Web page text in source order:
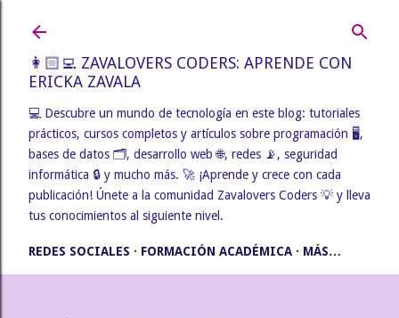
👩🏻‍💻 ZAVALOVERS CODERS: APRENDE CON
ERICKA ZAVALA
💻 Descubre un mundo de tecnología en este blog: tutoriales
prácticos, cursos completos y artículos sobre programación 🖥️,
bases de datos 🗂️, desarrollo web 🌐, redes 📡, seguridad
informática 🔒 y mucho más. 🚀 ¡Aprende y crece con cada
publicación! Únete a la comunidad Zavalovers Coders 💡 y lleva
tus conocimientos al siguiente nivel.
REDES SOCIALES FORMACIÓN ACADÉMICA MÁS…